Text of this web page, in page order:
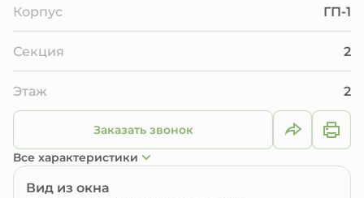
Корпус ГП-1
Секция 2
Этаж 2
Заказать звонок
Все характеристики
Вид из окна